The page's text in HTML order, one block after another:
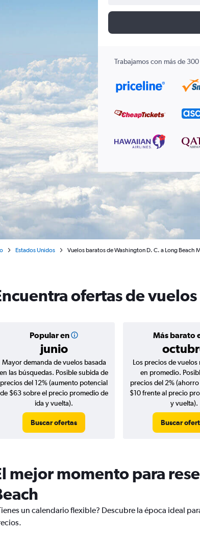
Trabajamos con más de
Estados Unidos Vuelos baratos de Washington D. C. a Long Beach
ofertas de
Popular en
junio
Más barato
Mayor demanda de vuelos basada
en las búsquedas. Posible subida de
precios del 12% (aumento potencial
de $63 sobre el precio promedio de
ida y vuelta).
Buscar ofertas
Los precios de vuelos
en promedio.
precios del 2%
$10 frente al precio
y vuelta).
Buscar
mejor momento para
un calendario flexible? Descubre la época ideal